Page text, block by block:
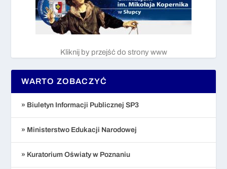
Kliknij by przejść do strony www
WARTO ZOBACZYĆ
» Biuletyn Informacji Publicznej SP3
» Ministerstwo Edukacji Narodowej
» Kuratorium Oświaty w Poznaniu